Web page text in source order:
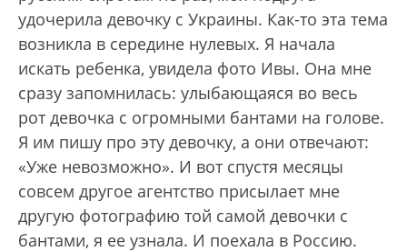
удочерила девочку с Украины. Как-то эта тема
возникла в середине нулевых. Я начала
искать ребенка, увидела фото Ивы. Она мне
сразу запомнилась: улыбающаяся во весь
рот девочка с огромными бантами на голове.
Я им пишу про эту девочку, а они отвечают:
«Уже невозможно». И вот спустя месяцы
совсем другое агентство присылает мне
другую фотографию той самой девочки с
бантами, я ее узнала. И поехала в Россию.